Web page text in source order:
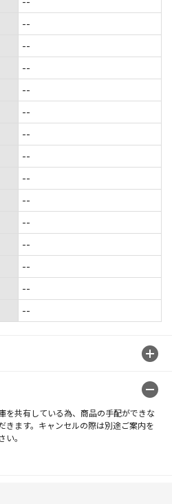
共有している為、商品の手配ができな
きます。キャンセルの際は別途ご案内を
。
--
--
--
--
--
--
--
--
--
--
--
--
--
--